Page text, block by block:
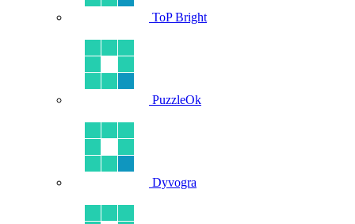
ToP Bright
PuzzleOk
Dyvogra